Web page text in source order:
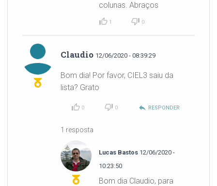
colunas. Abraços
1 0
Claudio 12/06/2020 - 08:39:29
Bom dia! Por favor, CIEL3 saiu da
lista? Grato
reply RESPONDER
0
0
1 resposta
Lucas Bastos 12/06/2020 -
10:23:50
Bom dia Claudio, para